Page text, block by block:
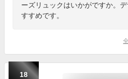
ーズリュックはいかがですか。
すすめです。
18